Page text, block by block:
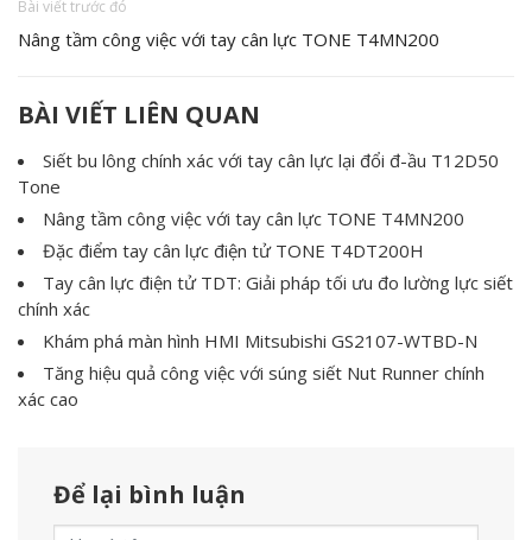
Bài viết trước đó
Nâng tầm công việc với tay cân lực TONE T4MN200
BÀI VIẾT LIÊN QUAN
Siết bu lông chính xác với tay cân lực lại đổi đ-ầu T12D50
Tone
Nâng tầm công việc với tay cân lực TONE T4MN200
Đặc điểm tay cân lực điện tử TONE T4DT200H
Tay cân lực điện tử TDT: Giải pháp tối ưu đo lường lực siết
chính xác
Khám phá màn hình HMI Mitsubishi GS2107-WTBD-N
Tăng hiệu quả công việc với súng siết Nut Runner chính
xác cao
Để lại bình luận